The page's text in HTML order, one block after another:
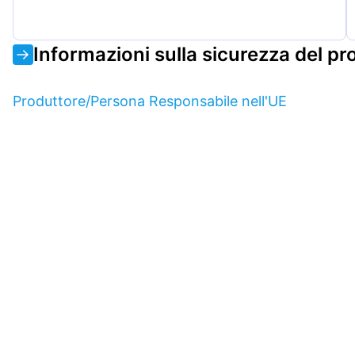
Informazioni sulla sicurezza del
Produttore/Persona Responsabile nell'UE